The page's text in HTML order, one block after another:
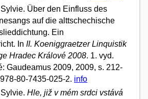
Über den Einfluss des
auf die alttschechische
Ein
In II. Koeniggraetzer Linquistik
Hradec Králové 2008. 1. vyd.
Gaudeamus 2009, 2009, s. 212-
80-7435-025-2. info
Hle, již v mém srdci vstává